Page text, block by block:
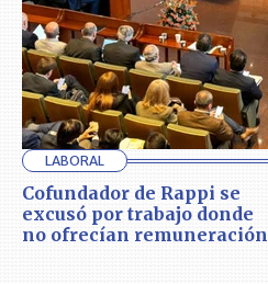
LABORAL
Cofundador de Rappi se
excusó por trabajo donde
no ofrecían remuneración